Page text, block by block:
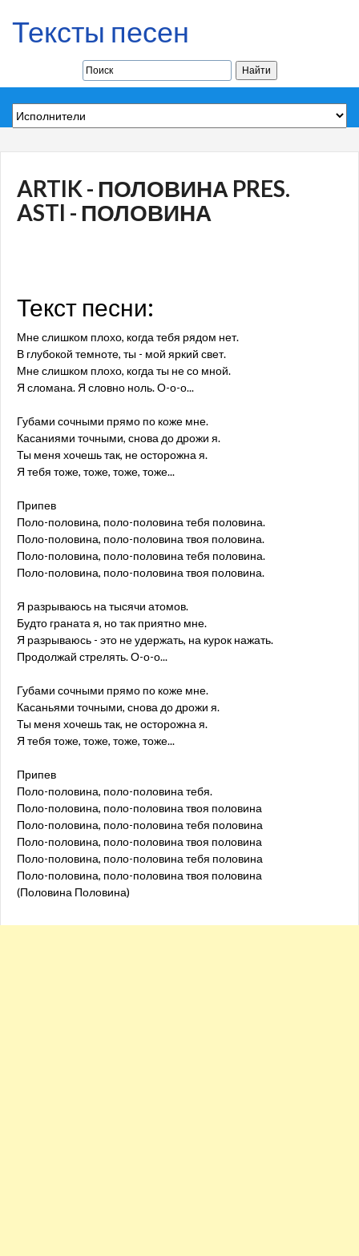
Тексты песен
ARTIK - ПОЛОВИНА PRES.
ASTI - ПОЛОВИНА
Текст песни:
Мне слишком плохо, когда тебя рядом нет.
В глубокой темноте, ты - мой яркий свет.
Мне слишком плохо, когда ты не со мной.
Я сломана. Я словно ноль. О-о-о...
Губами сочными прямо по коже мне.
Касаниями точными, снова до дрожи я.
Ты меня хочешь так, не осторожна я.
Я тебя тоже, тоже, тоже, тоже...
Припев
Поло-половина, поло-половина тебя половина.
Поло-половина, поло-половина твоя половина.
Поло-половина, поло-половина тебя половина.
Поло-половина, поло-половина твоя половина.
Я разрываюсь на тысячи атомов.
Будто граната я, но так приятно мне.
Я разрываюсь - это не удержать, на курок нажать.
Продолжай стрелять. О-о-о...
Губами сочными прямо по коже мне.
Касаньями точными, снова до дрожи я.
Ты меня хочешь так, не осторожна я.
Я тебя тоже, тоже, тоже, тоже...
Припев
Поло-половина, поло-половина тебя.
Поло-половина, поло-половина твоя половина
Поло-половина, поло-половина тебя половина
Поло-половина, поло-половина твоя половина
Поло-половина, поло-половина тебя половина
Поло-половина, поло-половина твоя половина
(Половина Половина)